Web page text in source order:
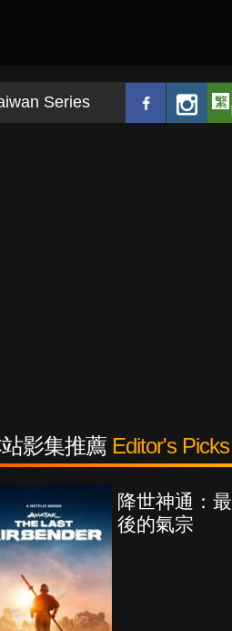
Series
影集推薦 Editor's Picks
降世神通：最
後的氣宗